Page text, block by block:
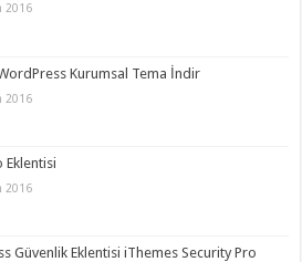
2016
Kurumsal Tema İndir
2016
Eklentisi
2016
Güvenlik Eklentisi iThemes Security Pro